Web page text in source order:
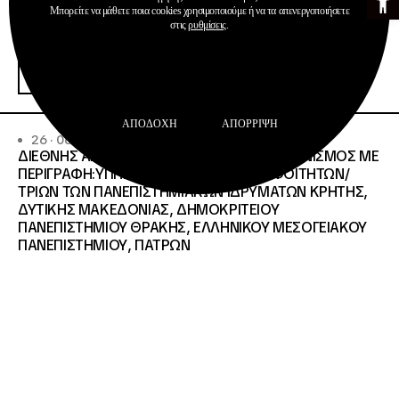
26 · 06 · 2026
ΔΙΕΘΝΗΣ ΑΝΟΙΧΤΟΣ ΗΛΕΚΤΡΟΝΙΚΟΣ ΔΙΑΓΩΝΙΣΜΟΣ ΜΕ
ΠΕΡΙΓΡΑΦΗ:ΥΠΗΡΕΣΙΕΣ ΣΤΕΓΑΣΗΣ ΤΩΝ ΦΟΙΤΗΤΩΝ/
ΤΡΙΩΝ ΤΩΝ ΠΑΝΕΠΙΣΤΗΜΙΑΚΩΝ ΙΔΡΥΜΑΤΩΝ KΡΗΤΗΣ,
ΔΥΤΙΚΗΣ ΜΑΚΕΔΟΝΙΑΣ, ΔΗΜΟΚΡΙΤΕΙΟΥ
ΠΑΝΕΠΙΣΤΗΜΙΟΥ ΘΡΑΚΗΣ, ΕΛΛΗΝΙΚΟΥ ΜΕΣΟΓΕΙΑΚΟΥ
ΠΑΝΕΠΙΣΤΗΜΙΟΥ, ΠΑΤΡΩΝ
Μπορείτε να μάθετε ποια cookies χρησιμοποιούμε ή να τα απενεργοποιήσετε
στιςρυθμίσεις.
ΑΠΟΔΟΧΉ ΑΠΌΡΡΙΨΗ